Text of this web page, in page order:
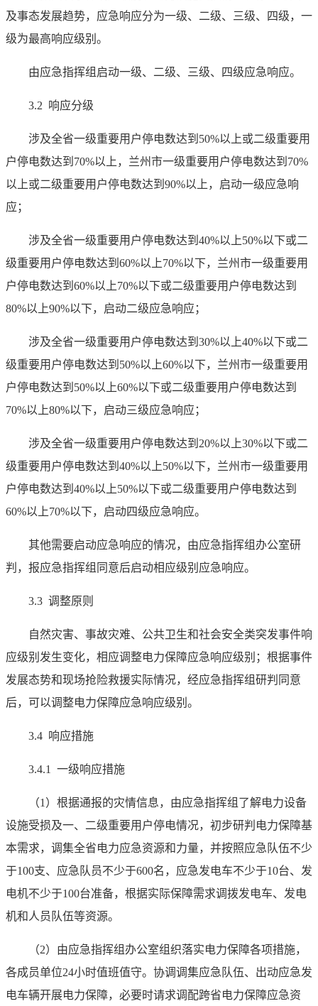
及事态发展趋势，应急响应分为一级、二级、三级、四级，一
级为最高响应级别。
由应急指挥组启动一级、二级、三级、四级应急响应。
3.2 响应分级
涉及全省一级重要用户停电数达到50%以上或二级重要用
户停电数达到70%以上，兰州市一级重要用户停电数达到70%
以上或二级重要用户停电数达到90%以上，启动一级应急响
应；
涉及全省一级重要用户停电数达到40%以上50%以下或二
级重要用户停电数达到60%以上70%以下，兰州市一级重要用
户停电数达到60%以上70%以下或二级重要用户停电数达到
80%以上90%以下，启动二级应急响应；
涉及全省一级重要用户停电数达到30%以上40%以下或二
级重要用户停电数达到50%以上60%以下，兰州市一级重要用
户停电数达到50%以上60%以下或二级重要用户停电数达到
70%以上80%以下，启动三级应急响应；
涉及全省一级重要用户停电数达到20%以上30%以下或二
级重要用户停电数达到40%以上50%以下，兰州市一级重要用
户停电数达到40%以上50%以下或二级重要用户停电数达到
60%以上70%以下，启动四级应急响应。
其他需要启动应急响应的情况，由应急指挥组办公室研
判，报应急指挥组同意后启动相应级别应急响应。
3.3 调整原则
自然灾害、事故灾难、公共卫生和社会安全类突发事件响
应级别发生变化，相应调整电力保障应急响应级别；根据事件
发展态势和现场抢险救援实际情况，经应急指挥组研判同意
后，可以调整电力保障应急响应级别。
3.4 响应措施
3.4.1 一级响应措施
（1）根据通报的灾情信息，由应急指挥组了解电力设备
设施受损及一、二级重要用户停电情况，初步研判电力保障基
本需求，调集全省电力应急资源和力量，并按照应急队伍不少
于100支、应急队员不少于600名，应急发电车不少于10台、发
电机不少于100台准备，根据实际保障需求调拨发电车、发电
机和人员队伍等资源。
（2）由应急指挥组办公室组织落实电力保障各项措施，
各成员单位24小时值班值守。协调调集应急队伍、出动应急发
电车辆开展电力保障，必要时请求调配跨省电力保障应急资